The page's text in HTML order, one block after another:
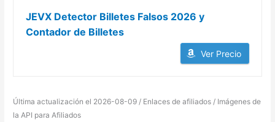
JEVX Detector Billetes Falsos 2026 y
Contador de Billetes
Ver Precio
Última actualización el 2026-08-09 / Enlaces de afiliados / Imágenes de
la API para Afiliados